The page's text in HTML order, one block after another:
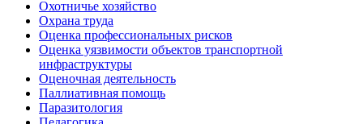
Охотничье хозяйство
Охрана труда
Оценка профессиональных рисков
Оценка уязвимости объектов транспортной
инфраструктуры
Оценочная деятельность
Паллиативная помощь
Паразитология